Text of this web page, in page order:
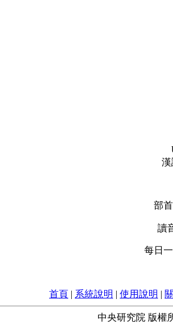
漢
部
讀
每日
首頁 | 系統說明 | 使用說明 |
中央研究院 版權